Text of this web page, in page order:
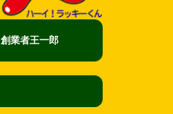
創業者王一郎